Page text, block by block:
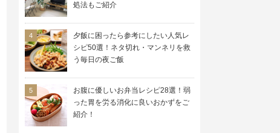
処法もご紹介
夕飯に困ったら参考にしたい人気レ
シピ50選！ネタ切れ・マンネリを救
う毎日の夜ご飯
お腹に優しいお弁当レシピ28選！弱
った胃を労る消化に良いおかずをご
紹介！